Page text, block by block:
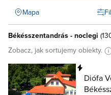
Mapa
Békésszentandrás - noclegi (
Zobacz, jak sortujemy obiekty.
Diófa